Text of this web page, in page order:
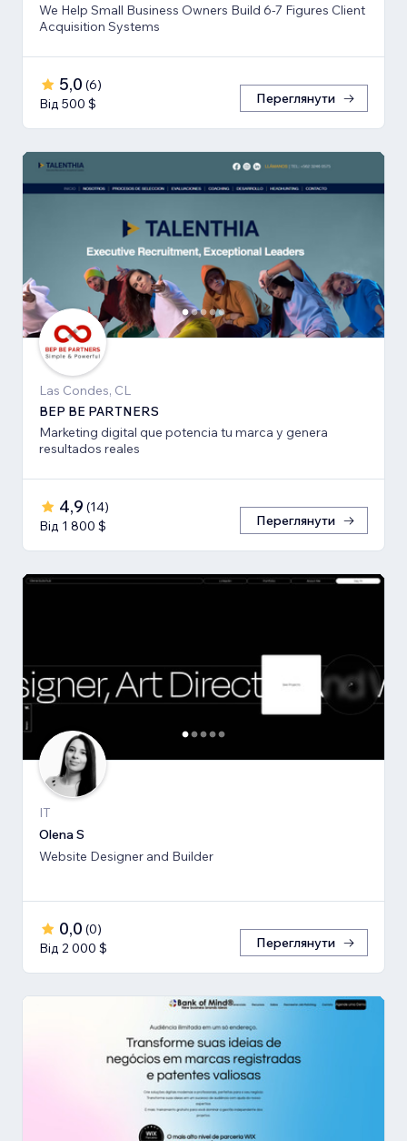
We Help Small Business Owners Build 6-7 Figures Client
Acquisition Systems
5,0 (6)
Від 500 $
Переглянути
Las Condes, CL
BEP BE PARTNERS
Marketing digital que potencia tu marca y genera
resultados reales
4,9 (14)
Від 1 800 $
Переглянути
IT
Olena S
Website Designer and Builder
0,0 (0)
Від 2 000 $
Переглянути